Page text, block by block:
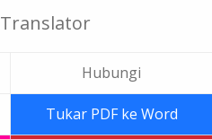
Translator
Hubungi
Tukar PDF ke Word